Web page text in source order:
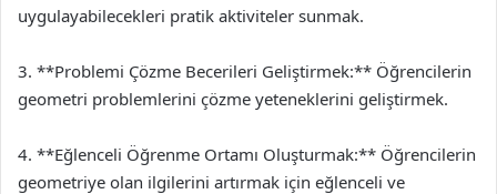
uygulayabilecekleri pratik aktiviteler sunmak.
3. **Problemi Çözme Becerileri Geliştirmek:** Öğrencilerin
geometri problemlerini çözme yeteneklerini geliştirmek.
4. **Eğlenceli Öğrenme Ortamı Oluşturmak:** Öğrencilerin
geometriye olan ilgilerini artırmak için eğlenceli ve